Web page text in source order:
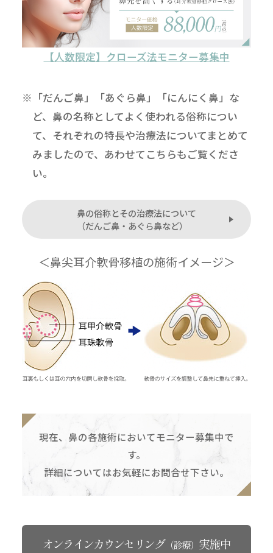
【人数限定】クローズ法モニター募集中
※「だんご鼻」「あぐら鼻」「にんにく鼻」な
ど、鼻の名称としてよく使われる俗称につい
て、それぞれの特長や治療法についてまとめて
みましたので、あわせてこちらもご覧くださ
い。
鼻の俗称とその治療法について
（だんご鼻・あぐら鼻など）
＜鼻尖耳介軟骨移植の施術イメージ＞
現在、鼻の各施術においてモニター募集中で
す。
詳細についてはお気軽にお問合せ下さい。
オンラインカウンセリング（診療） 実施中